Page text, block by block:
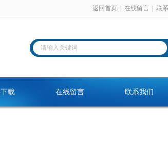
返回首页 在线留言 联
载 在线留言 联系我们